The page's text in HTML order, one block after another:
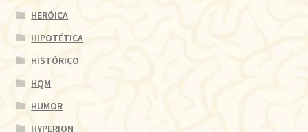
HERÓICA
HIPOTÉTICA
HISTÓRICO
HQM
HUMOR
HYPERION